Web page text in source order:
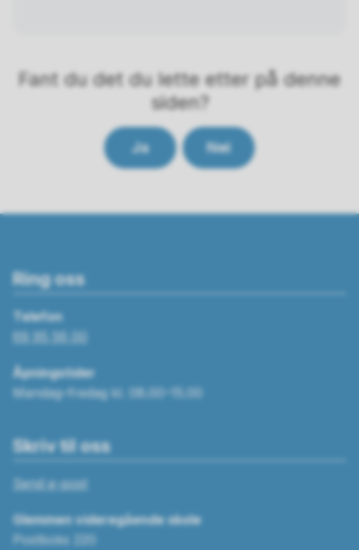
Fant du det du lette etter på denne
siden?
Ja Nei
Ring oss
Telefon
69 95 56 00
Åpningstider
Mandag–fredag kl. 08.00–15.00
Skriv til oss
Send e-post
Glemmen videregående skole
Postboks 220